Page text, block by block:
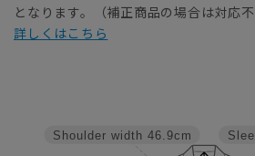
となります。（補正商品の場合は対応不
詳しくはこちら
Shoulder width 46.9cm